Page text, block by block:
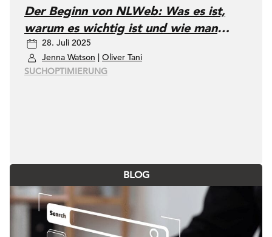
Der Beginn von NLWeb: Was es ist,
warum es wichtig ist und wie man
darauf reagieren sollte
28. Juli 2025
Jenna Watson
Oliver Tani
SUCHOPTIMIERUNG
BLOG